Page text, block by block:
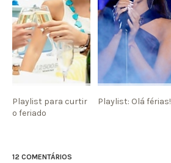
Playlist para curtir
o feriado
Playlist: Olá férias!
12 COMENTÁRIOS